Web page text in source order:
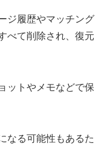
ジ履歴やマッチング
べて削除され、復元
ットやメモなどで保
なる可能性もあるた